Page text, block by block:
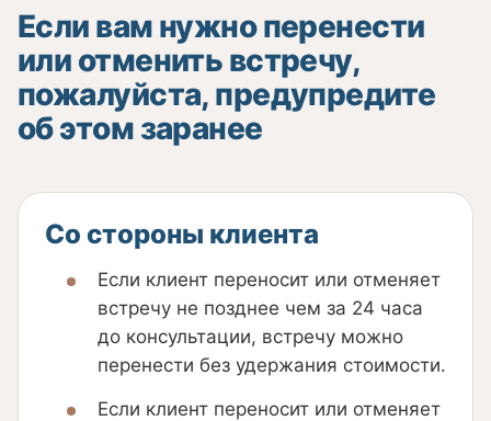
Если вам нужно перенести
или отменить встречу,
пожалуйста, предупредите
об этом заранее
Со стороны клиента
Если клиент переносит или отменяет
встречу не позднее чем за 24 часа
до консультации, встречу можно
перенести без удержания стоимости.
Если клиент переносит или отменяет